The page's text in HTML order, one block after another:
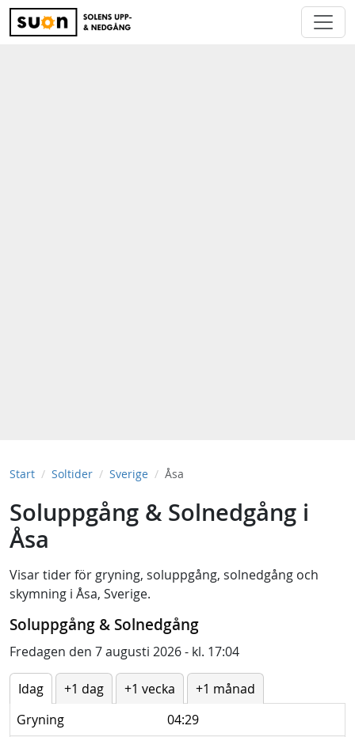
Start Soltider Sverige Åsa
Soluppgång & Solnedgång i
Åsa
Visar tider för gryning, soluppgång, solnedgång och
skymning i Åsa, Sverige.
Soluppgång & Solnedgång
Fredagen den 7 augusti 2026 - kl. 17:04
Idag +1 dag +1 vecka
+1 månad
Gryning
04:29